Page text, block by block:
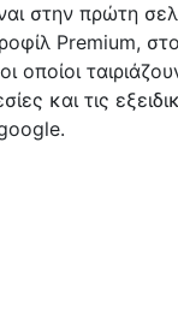
στην πρώτη
Premium,
οποίοι
και τις